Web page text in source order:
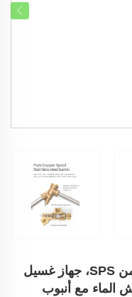
معدات غسيل السيارات الرائجة من SPS، جهاز غسيل
رش الماء مع أنبوب